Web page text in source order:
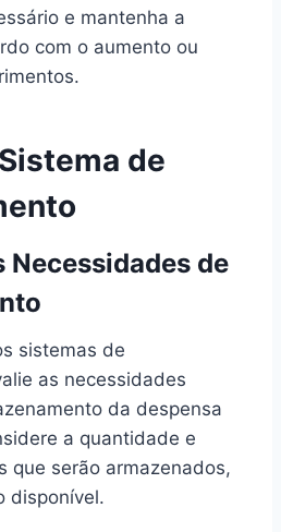
e mantenha a
com o aumento ou
de
Necessidades de
sistemas de
as necessidades
da despensa
a quantidade e
que serão armazenados,
disponível.